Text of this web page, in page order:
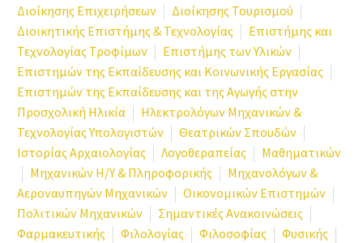
Διοίκησης Επιχειρήσεων
Διοίκησης Τουρισμού
Διοικητικής Επιστήμης & Τεχνολογίας
Επιστήμης και
Τεχνολογίας Τροφίμων
Επιστήμης των Υλικών
Επιστημών της Εκπαίδευσης και Κοινωνικής Εργασίας
Επιστημών της Εκπαίδευσης και της Αγωγής στην
Προσχολική Ηλικία
Ηλεκτρολόγων Μηχανικών &
Τεχνολογίας Υπολογιστών
Θεατρικών Σπουδών
Ιστορίας Αρχαιολογίας
Λογοθεραπείας
Μαθηματικών
Μηχανικών Η/Υ & Πληροφορικής
Μηχανολόγων &
Αεροναυπηγών Μηχανικών
Οικονομικών Επιστημών
Πολιτικών Μηχανικών
Σημαντικές Ανακοινώσεις
Φαρμακευτικής
Φιλολογίας Φιλοσοφίας
Φυσικής